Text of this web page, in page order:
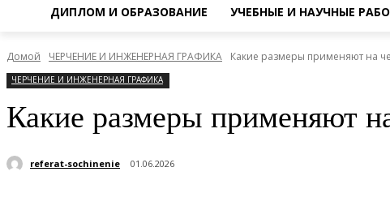
ДИПЛОМ И ОБРАЗОВАНИЕ УЧЕБНЫЕ И НАУЧНЫЕ
Домой ЧЕРЧЕНИЕ И ИНЖЕНЕРНАЯ ГРАФИКА Какие размеры применяют на
ЧЕРЧЕНИЕ И ИНЖЕНЕРНАЯ ГРАФИКА
Какие размеры применяют
referat-sochinenie 01.06.2026